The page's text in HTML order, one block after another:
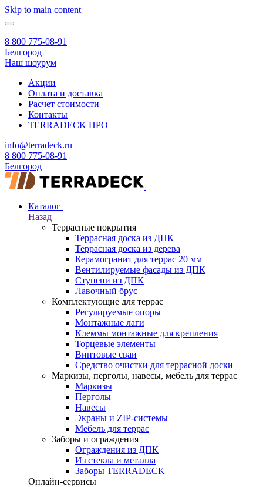
Skip to main content
8 800 775-08-91
Белгород
Наш шоурум
Акции
Оплата и доставка
Расчет стоимости
Контакты
TERRADECK ПРО
info@terradeck.ru
8 800 775-08-91
Белгород
Каталог
Назад
Террасные покрытия
Террасная доска из ДПК
Террасная доска из дерева
Керамогранит для террас 20 мм
Вентилируемые фасады из ДПК
Ступени из ДПК
Лавочный брус
Комплектующие для террас
Регулируемые опоры
Монтажные лаги
Клеммы монтажные для крепления
Торцевые элементы
Винтовые сваи
Средство очистки для террасной доски
Маркизы, перголы, навесы, мебель для террас
Маркизы
Перголы
Навесы
Экраны и ZIP-системы
Мебель для террас
Заборы и ограждения
Ограждения из ДПК
Из стекла и металла
Заборы TERRADECK
Онлайн-сервисы